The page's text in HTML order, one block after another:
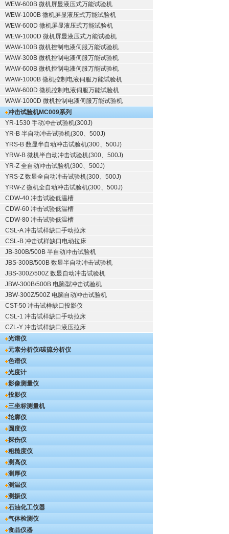
WEW-600B 微机屏显液压式万能试验机
WEW-1000B 微机屏显液压式万能试验机
WEW-600D 微机屏显液压式万能试验机
WEW-1000D 微机屏显液压式万能试验机
WAW-100B 微机控制电液伺服万能试验机
WAW-300B 微机控制电液伺服万能试验机
WAW-600B 微机控制电液伺服万能试验机
WAW-1000B 微机控制电液伺服万能试验机
WAW-600D 微机控制电液伺服万能试验机
WAW-1000D 微机控制电液伺服万能试验机
冲击试验机MC009系列
YR-1530 手动冲击试验机(300J)
YR-B 半自动冲击试验机(300、500J)
YRS-B 数显半自动冲击试验机(300、500J)
YRW-B 微机半自动冲击试验机(300、500J)
YR-Z 全自动冲击试验机(300、500J)
YRS-Z 数显全自动冲击试验机(300、500J)
YRW-Z 微机全自动冲击试验机(300、500J)
CDW-40 冲击试验低温槽
CDW-60 冲击试验低温槽
CDW-80 冲击试验低温槽
CSL-A 冲击试样缺口手动拉床
CSL-B 冲击试样缺口电动拉床
JB-300B/500B 半自动冲击试验机
JBS-300B/500B 数显半自动冲击试验机
JBS-300Z/500Z 数显自动冲击试验机
JBW-300B/500B 电脑型冲击试验机
JBW-300Z/500Z 电脑自动冲击试验机
CST-50 冲击试样缺口投影仪
CSL-1 冲击试样缺口手动拉床
CZL-Y 冲击试样缺口液压拉床
光谱仪
元素分析仪/碳硫分析仪
色谱仪
光度计
影像测量仪
投影仪
三坐标测量机
轮廓仪
圆度仪
探伤仪
粗糙度仪
测高仪
测厚仪
测温仪
测振仪
石油化工仪器
气体检测仪
食品仪器